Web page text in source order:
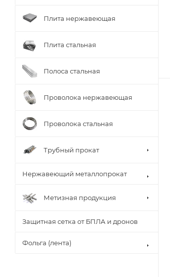
Плита нержавеющая
Плита стальная
Полоса стальная
Проволока нержавеющая
Проволока стальная
Трубный прокат
Нержавеющий металлопрокат
Метизная продукция
Защитная сетка от БПЛА и дронов
Фольга (лента)